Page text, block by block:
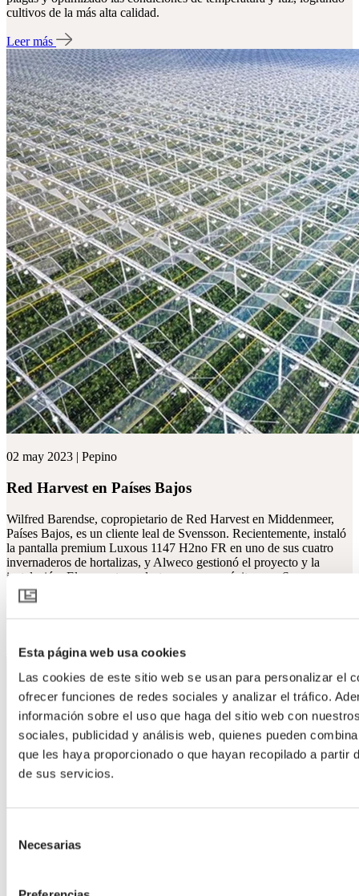
Esta página web usa cookies
Las cookies de este sitio web se usan para personalizar el
ofrecer funciones de redes sociales y analizar el tráfico.
información sobre el uso que haga del sitio web con
sociales, publicidad y análisis web, quienes pueden
que les haya proporcionado o que hayan recopilado a partir
de sus servicios.
Necesarias
cultivos de la más alta calidad.
Leer más
02 may 2023 | Pepino
Red Harvest en Países Bajos
Wilfred Barendse, copropietario de Red Harvest en Middenmeer,
Países Bajos, es un cliente leal de Svensson. Recientemente, instaló
la pantalla premium Luxous 1147 H2no FR en uno de sus cuatro
invernaderos de hortalizas, y Alweco gestionó el proyecto y la
instalación. El proyecto se destaca como un éxito para Svensson,
Alweco y Red Harvest. En este artículo, exploraremos preguntas
clave como: ¿Por qué Wilfred eligió esta pantalla? ¿Y cómo fue la
Leer más